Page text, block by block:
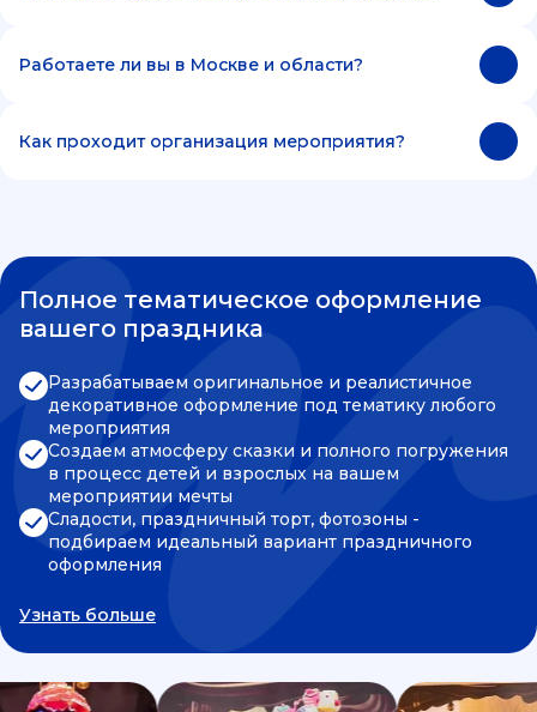
Работаете ли вы в Москве и области?
Как проходит организация мероприятия?
Полное тематическое оформление
вашего праздника
Разрабатываем оригинальное и реалистичное
декоративное оформление под тематику любого
мероприятия
Создаем атмосферу сказки и полного погружения
в процесс детей и взрослых на вашем
мероприятии мечты
Сладости, праздничный торт, фотозоны -
подбираем идеальный вариант праздничного
оформления
Узнать больше